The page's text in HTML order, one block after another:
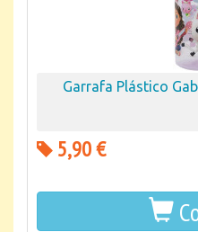
Garrafa Plástico
5,90 €